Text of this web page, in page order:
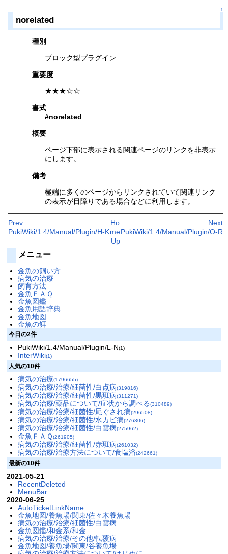
↑
norelated†
種別
ブロック型プラグイン
重要度
★★★☆☆
書式
#norelated
概要
ページ下部に表示される関連ページのリンクを非表示
にします。
備考
極端に多くのページからリンクされていて関連リンク
の表示が目障りである場合などに利用します。
Prev
PukiWiki/1.4/Manual/Plugin/H-K
Next
PukiWiki/1.4/Manual/Plugin/O-R
Ho
me
Up
メニュー
金魚の飼い方
病気の治療
飼育方法
金魚ＦＡＱ
金魚図鑑
金魚用語辞典
金魚地図
金魚の餌
今日の2件
PukiWiki/1.4/Manual/Plugin/L-N(1)
InterWiki(1)
人気の10件
病気の治療(1796655)
病気の治療/治療/細菌性/白点病(319816)
病気の治療/治療/細菌性/黒班病(311271)
病気の治療/薬品について/症状から調べる(310489)
病気の治療/治療/細菌性/尾ぐされ病(296508)
病気の治療/治療/細菌性/水カビ病(276306)
病気の治療/治療/細菌性/白雲病(275962)
金魚ＦＡＱ(261905)
病気の治療/治療/細菌性/赤班病(261032)
病気の治療/治療方法について/食塩浴(242661)
最新の10件
2021-05-21
RecentDeleted
MenuBar
2020-06-25
AutoTicketLinkName
金魚地図/養魚場/関東/佐々木養魚場
病気の治療/治療/細菌性/白雲病
金魚図鑑/和金系/和金
病気の治療/治療/その他/転覆病
金魚地図/養魚場/関東/谷養魚場